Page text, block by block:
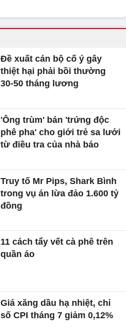
Đề xuất cán bộ cố ý gây
thiệt hại phải bồi thường
30-50 tháng lương
'Ông trùm' bán 'trứng độc
phê pha' cho giới trẻ sa lưới
từ điều tra của nhà báo
Truy tố Mr Pips, Shark Bình
trong vụ án lừa đảo 1.600 tỷ
đồng
11 cách tẩy vết cà phê trên
quần áo
Giá xăng dầu hạ nhiệt, chỉ
số CPI tháng 7 giảm 0,12%